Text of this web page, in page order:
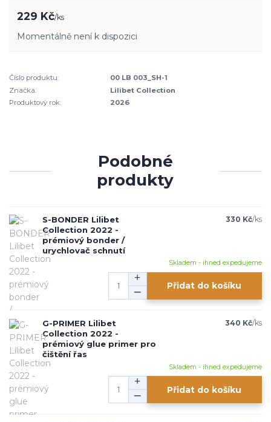
229 Kč/ks
Momentálně není k dispozici
Číslo produktu:
00 LB 003_SH-1
Značka:
Lilibet Collection
Produktový rok:
2026
Podobné
produkty
S-BONDER Lilibet
Collection 2022 -
prémiový bonder /
urychlovač schnutí
330 Kč/ks
Skladem - ihned expedujeme
Přidat do košíku
G-PRIMER Lilibet
Collection 2022 -
prémiový glue primer pro
čištění řas
340 Kč/ks
Skladem - ihned expedujeme
Přidat do košíku